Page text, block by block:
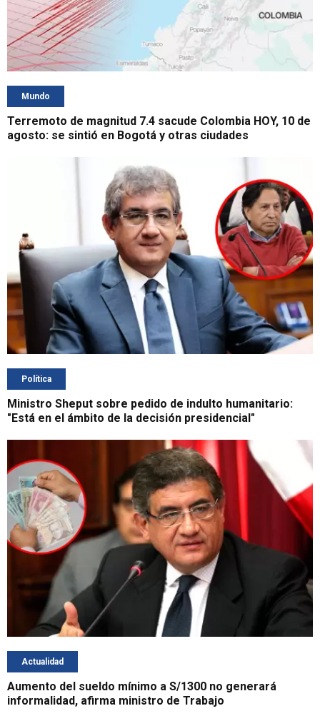
Mundo
Terremoto de magnitud 7.4 sacude Colombia HOY, 10 de
agosto: se sintió en Bogotá y otras ciudades
Política
Ministro Sheput sobre pedido de indulto humanitario:
"Está en el ámbito de la decisión presidencial"
Actualidad
Aumento del sueldo mínimo a S/1300 no generará
informalidad, afirma ministro de Trabajo